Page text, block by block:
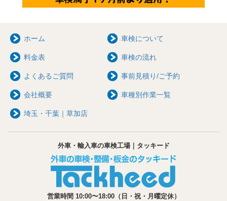
ホーム 車検について
料金表 車検の流れ
よくあるご質問 事前見積り/ご予約
会社概要 車種別作業一覧
埼玉・千葉｜草加店
外車・輸入車の車検工場｜タッキード
営業時間 10:00〜18:00（日・祝・月曜定休）